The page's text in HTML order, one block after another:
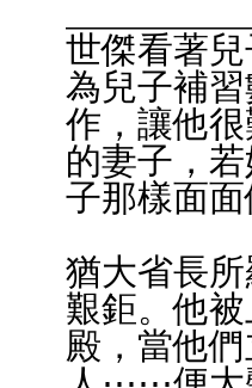
世傑看著
為兒子補
作，讓他
的妻子，
子那樣面面
猶大省長
艱鉅。他
殿，當他